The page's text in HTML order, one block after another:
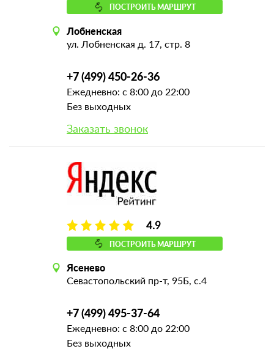
ПОСТРОИТЬ МАРШРУТ
Лобненская
ул. Лобненская д. 17, стр. 8
+7 (499) 450-26-36
Ежедневно: с 8:00 до 22:00
Без выходных
Заказать звонок
4.9
ПОСТРОИТЬ МАРШРУТ
Ясенево
Севастопольский пр-т, 95Б, с.4
+7 (499) 495-37-64
Ежедневно: с 8:00 до 22:00
Без выходных